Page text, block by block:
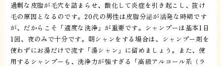
過剰な皮脂が毛穴を詰まらせ、酸化して炎症を引き起こし、抜け
毛の原因となるのです。20代の男性は皮脂分泌が活発な時期です
が、だからこそ「適度な洗浄」が重要です。シャンプーは基本1日
1回、夜のみで十分です。朝シャンをする場合は、シャンプー剤を
使わずにお湯だけで流す「湯シャン」に留めましょう。また、使
用するシャンプーも、洗浄力が強すぎる「高級アルコール系（ラ